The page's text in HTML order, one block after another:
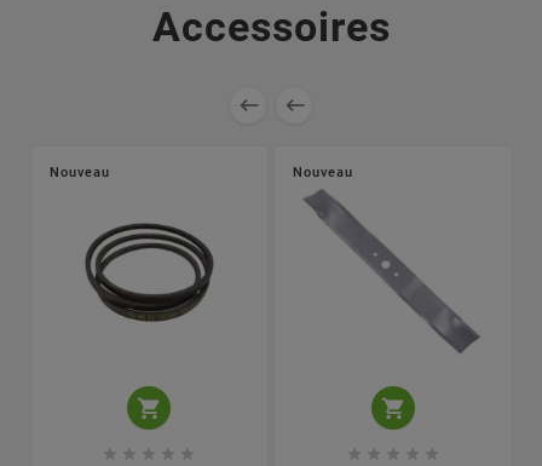
Accessoires
 
Nouveau

    
Nouveau

    